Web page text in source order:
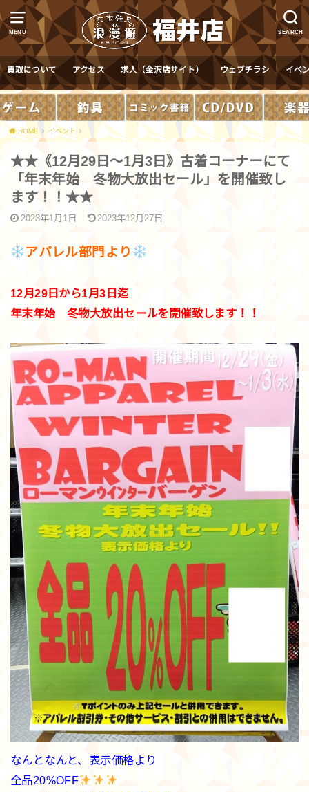
MENU SEARCH
買取について アクセス 求人（金沢店サイト） ウェブチラシ イベ
HOME イベント
★★《12月29日～1月3日》古着コーナーにて
「年末年始 冬物大放出セール」を開催致し
ます！！★★
2023年1月1日 2023年12月27日
アパレル部門より
12月29日から1月3日迄
年末年始 冬物大放出セールを開催致します！！
なんとなんと、表示価格より
全品20%OFF